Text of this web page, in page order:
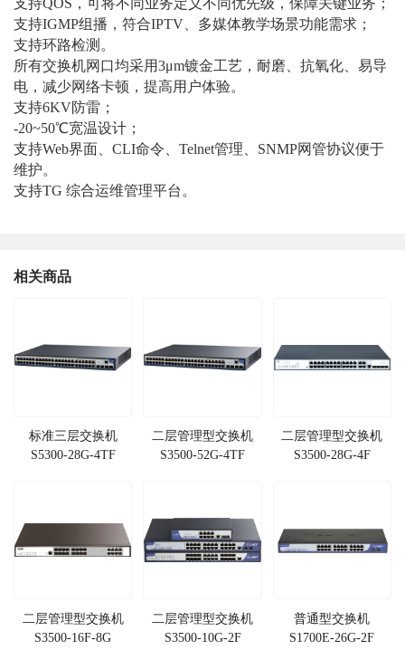
支持QOS，可将不同业务定义不同优先级，保障关键业务；
支持IGMP组播，符合IPTV、多媒体教学场景功能需求；
支持环路检测。
所有交换机网口均采用3μm镀金工艺，耐磨、抗氧化、易导
电，减少网络卡顿，提高用户体验。
支持6KV防雷；
-20~50℃宽温设计；
支持Web界面、CLI命令、Telnet管理、SNMP网管协议便于
维护。
支持TG 综合运维管理平台。
相关商品
标准三层交换机
S5300-28G-4TF
二层管理型交换机
S3500-52G-4TF
二层管理型交换机
S3500-28G-4F
二层管理型交换机
S3500-16F-8G
二层管理型交换机
S3500-10G-2F
普通型交换机
S1700E-26G-2F